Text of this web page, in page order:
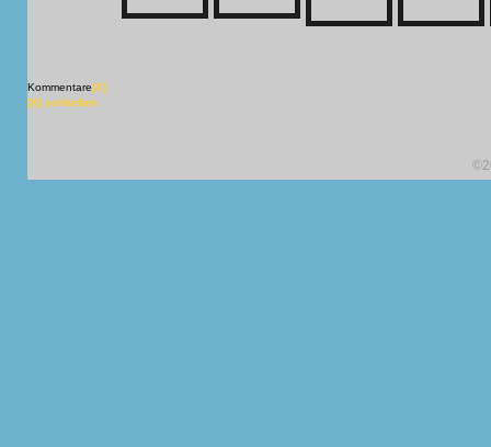
Kommentare[X]
[X] schließen